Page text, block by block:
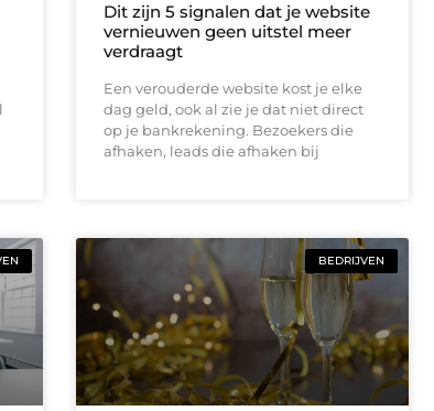
Dit zijn 5 signalen dat je website
vernieuwen geen uitstel meer
verdraagt
Een verouderde website kost je elke
dag geld, ook al zie je dat niet direct
op je bankrekening. Bezoekers die
afhaken, leads die afhaken bij
BEDRIJVEN